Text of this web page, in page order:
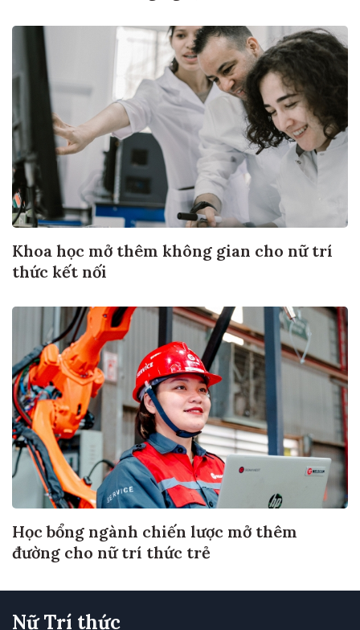
Khoa học mở thêm không gian cho nữ trí
thức kết nối
Học bổng ngành chiến lược mở thêm
đường cho nữ trí thức trẻ
Nữ Trí thức